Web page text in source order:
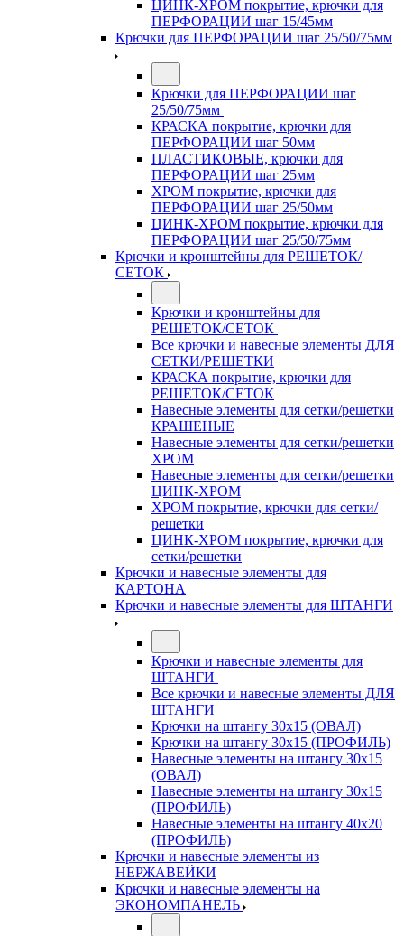
ЦИНК-ХРОМ покрытие, крючки для
ПЕРФОРАЦИИ шаг 15/45мм
Крючки для ПЕРФОРАЦИИ шаг 25/50/75мм
Крючки для ПЕРФОРАЦИИ шаг
25/50/75мм
КРАСКА покрытие, крючки для
ПЕРФОРАЦИИ шаг 50мм
ПЛАСТИКОВЫЕ, крючки для
ПЕРФОРАЦИИ шаг 25мм
ХРОМ покрытие, крючки для
ПЕРФОРАЦИИ шаг 25/50мм
ЦИНК-ХРОМ покрытие, крючки для
ПЕРФОРАЦИИ шаг 25/50/75мм
Крючки и кронштейны для РЕШЕТОК/
СЕТОК
Крючки и кронштейны для
РЕШЕТОК/СЕТОК
Все крючки и навесные элементы ДЛЯ
СЕТКИ/РЕШЕТКИ
КРАСКА покрытие, крючки для
РЕШЕТОК/СЕТОК
Навесные элементы для сетки/решетки
КРАШЕНЫЕ
Навесные элементы для сетки/решетки
ХРОМ
Навесные элементы для сетки/решетки
ЦИНК-ХРОМ
ХРОМ покрытие, крючки для сетки/
решетки
ЦИНК-ХРОМ покрытие, крючки для
сетки/решетки
Крючки и навесные элементы для
КАРТОНА
Крючки и навесные элементы для ШТАНГИ
Крючки и навесные элементы для
ШТАНГИ
Все крючки и навесные элементы ДЛЯ
ШТАНГИ
Крючки на штангу 30х15 (ОВАЛ)
Крючки на штангу 30х15 (ПРОФИЛЬ)
Навесные элементы на штангу 30х15
(ОВАЛ)
Навесные элементы на штангу 30х15
(ПРОФИЛЬ)
Навесные элементы на штангу 40х20
(ПРОФИЛЬ)
Крючки и навесные элементы из
НЕРЖАВЕЙКИ
Крючки и навесные элементы на
ЭКОНОМПАНЕЛЬ